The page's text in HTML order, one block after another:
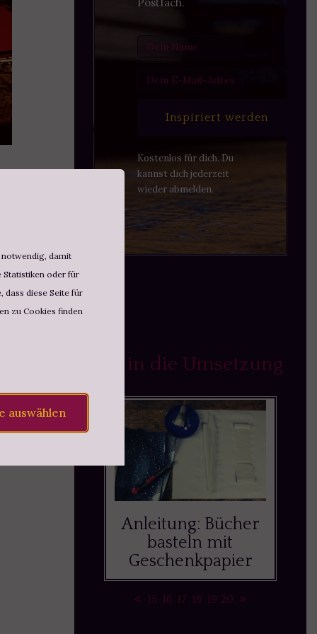
Inspiriert werden
Kostenlos für dich. Du
kannst dich jederzeit
wieder abmelden.
Ab in die Umsetzung
Anleitung: Bücher
basteln mit
Geschenkpapier
15 16 17 18 19 20
notwendig, damit
Statistiken oder für
dass diese Seite für
zu Cookies finden
auswählen